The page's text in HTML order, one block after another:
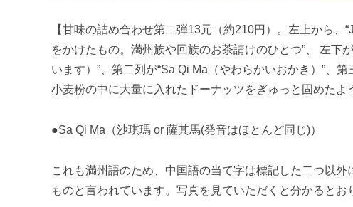
【甘味の詰め合わせ第二弾13元（約210円）。左上から
をかけたもの。満州族や回族のお茶請けのひとつ”、 左下
います）”、第二列が“Sa Qi Ma（やわらかいおかき）”、
小麦粉の中に大量に入れたドーナッツをぎゅっと固めたよ
●Sa Qi Ma（沙琪瑪 or 薩其馬(発音はほとんど同じ)）
これも満州語のため、中国語の当て字は標記した二つ以
ものと言われています。写真を見ていただくと分かるとお